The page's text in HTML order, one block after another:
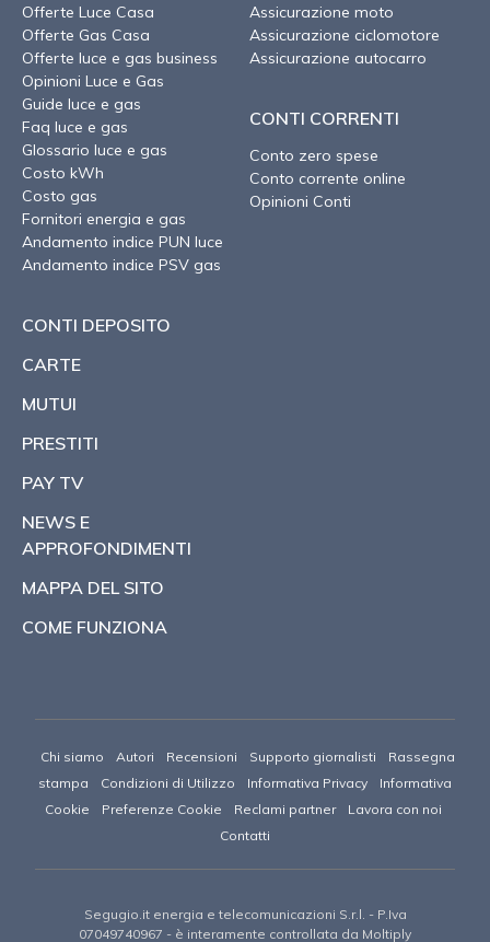
Offerte Luce Casa
Offerte Gas Casa
Offerte luce e gas business
Opinioni Luce e Gas
Guide luce e gas
Faq luce e gas
Glossario luce e gas
Costo kWh
Costo gas
Fornitori energia e gas
Andamento indice PUN luce
Andamento indice PSV gas
Assicurazione moto
Assicurazione ciclomotore
Assicurazione autocarro
CONTI CORRENTI
Conto zero spese
Conto corrente online
Opinioni Conti
CONTI DEPOSITO
CARTE
MUTUI
PRESTITI
PAY TV
NEWS E
APPROFONDIMENTI
MAPPA DEL SITO
COME FUNZIONA
Chi siamo Autori Recensioni Supporto giornalisti
Rassegna
stampa
Condizioni di Utilizzo Informativa Privacy
Informativa
Cookie
Preferenze Cookie Reclami partner
Lavora con noi
Contatti
Segugio.it energia e telecomunicazioni S.r.l. - P.Iva
07049740967 - è interamente controllata da Moltiply